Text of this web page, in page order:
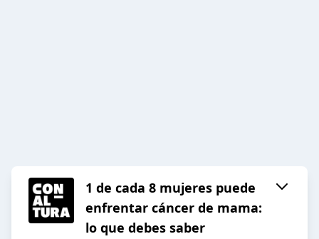
1 de cada 8 mujeres puede
enfrentar cáncer de mama:
lo que debes saber